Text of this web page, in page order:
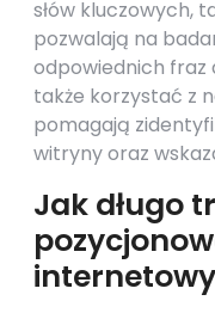
słów kluczowych,
pozwalają na
odpowiednich fraz
także korzystać z
pomagają
witryny oraz
Jak długo